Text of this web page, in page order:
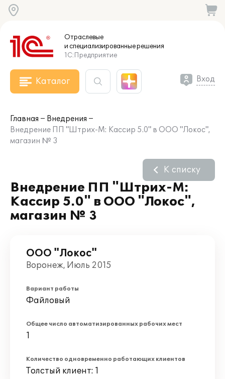
Отраслевые
и специализированныерешения
1С:Предприятие
Каталог Вход
Главная
Внедрения
Внедрение ПП "Штрих-М: Кассир 5.0" в ООО "Локос",
магазин № 3
Внедрение ПП "Штрих-М:
Кассир 5.0" в ООО "Локос",
магазин № 3
К списку
ООО "Локос"
Воронеж, Июль 2015
Вариант работы
Файловый
Общее число автоматизированных рабочих мест
1
Количество одновременно работающих клиентов
Толстый клиент: 1